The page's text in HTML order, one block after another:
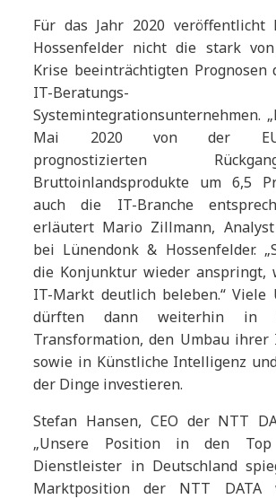
Für das Jahr 2020 veröffentlicht
Hossenfelder nicht die stark
Krise beeinträchtigten Prognosen
IT-
Systemintegrationsunternehmen.
Mai 2020 von der EU-
prognostizierten
Bruttoinlandsprodukte um 6,5
auch die IT-Branche
erläutert Mario Zillmann,
bei Lünendonk & Hossenfelder.
die Konjunktur wieder anspringt,
IT-Markt deutlich beleben.“ Viele
dürften dann weiterhin in
Transformation, den Umbau ihrer
sowie in Künstliche Intelligenz
der Dinge investieren.
Stefan Hansen, CEO der NTT
„Unsere Position in den
Dienstleister in Deutschland
Marktposition der NTT DATA